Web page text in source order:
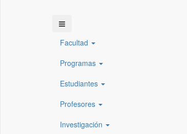
Facultad
Programas
Estudiantes
Profesores
Investigación